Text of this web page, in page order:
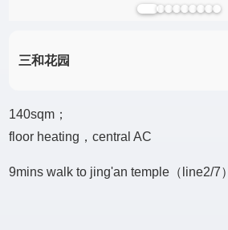
三和花园
140sqm；
floor heating，central AC
9mins walk to jing'an temple（line2/7）